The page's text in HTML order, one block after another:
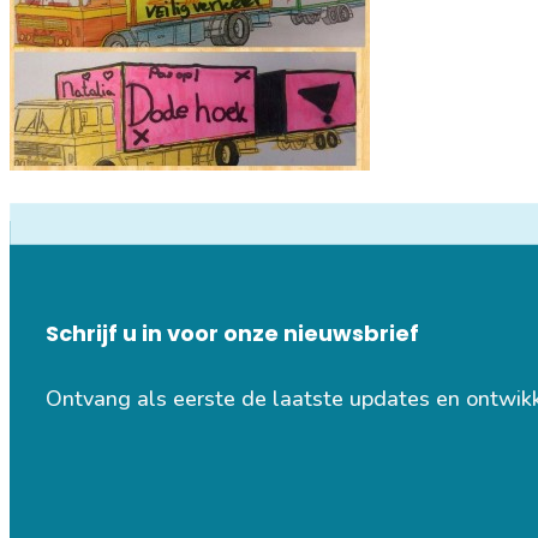
Schrijf u in voor onze nieuwsbrief
Ontvang als eerste de laatste updates en